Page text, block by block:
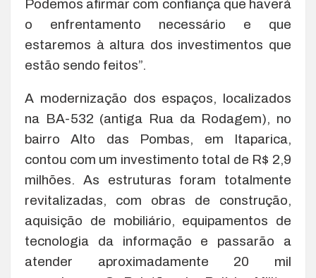
Podemos afirmar com confiança que haverá
o enfrentamento necessário e que
estaremos à altura dos investimentos que
estão sendo feitos”.
A modernização dos espaços, localizados
na BA-532 (antiga Rua da Rodagem), no
bairro Alto das Pombas, em Itaparica,
contou com um investimento total de R$ 2,9
milhões. As estruturas foram totalmente
revitalizadas, com obras de construção,
aquisição de mobiliário, equipamentos de
tecnologia da informação e passarão a
atender aproximadamente 20 mil